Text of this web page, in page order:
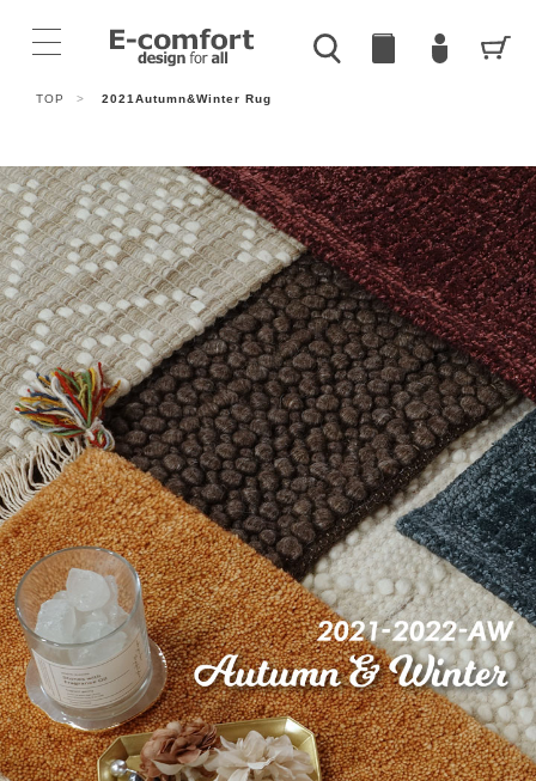
TOP > 2021Autumn&Winter Rug